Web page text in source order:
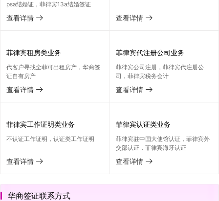
psa结婚证，菲律宾13a结婚签证
查看详情  查看详情 
菲律宾租房类业务
代客户寻找全菲可出租房产，华商签
证自有房产
查看详情 
菲律宾代注册公司业务
菲律宾公司注册，菲律宾代注册公
司，菲律宾税务会计
查看详情 
菲律宾工作证明类业务
不认证工作证明，认证类工作证明
查看详情 
菲律宾认证类业务
菲律宾驻中国大使馆认证，菲律宾外
交部认证，菲律宾海牙认证
查看详情 
华商签证联系方式